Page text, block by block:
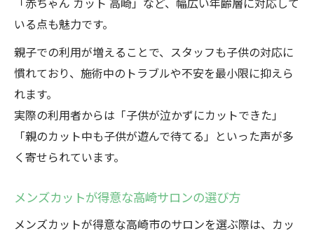
いる点も魅力です。
親子での利用が増えることで、スタッフも子供の対応に
慣れており、施術中のトラブルや不安を最小限に抑えら
れます。
実際の利用者からは「子供が泣かずにカットできた」
「親のカット中も子供が遊んで待てる」といった声が多
く寄せられています。
メンズカットが得意な高崎サロンの選び方
メンズカットが得意な高崎市のサロンを選ぶ際は、カッ